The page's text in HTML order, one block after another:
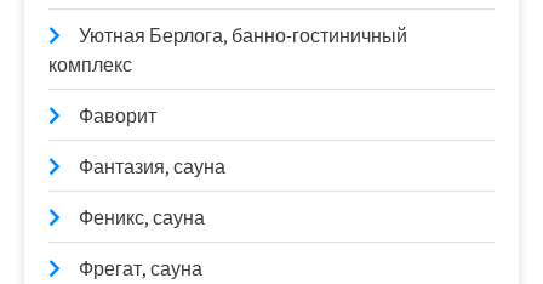
Уютная Берлога, банно-гостиничный
комплекс
Фаворит
Фантазия, сауна
Феникс, сауна
Фрегат, сауна